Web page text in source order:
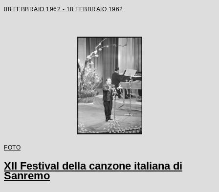
08 FEBBRAIO 1962 - 18 FEBBRAIO 1962
FOTO
XII Festival della canzone italiana di
Sanremo